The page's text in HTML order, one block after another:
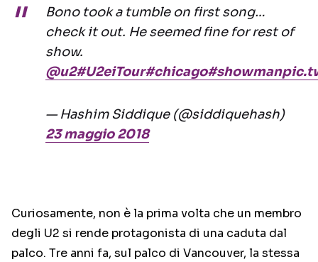
Bono took a tumble on first song…
check it out. He seemed fine for rest of
show.
@u2#U2eiTour#chicago#showman
— Hashim Siddique (@siddiquehash)
23 maggio 2018
Curiosamente, non è la prima volta che un membro
degli U2 si rende protagonista di una caduta dal
palco. Tre anni fa, sul palco di Vancouver, la stessa